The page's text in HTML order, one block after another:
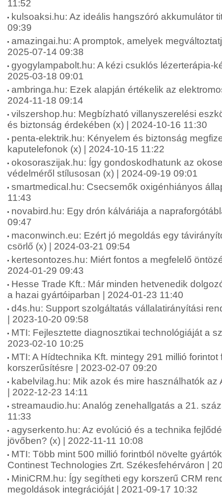
11:52
kulsoaksi.hu: Az ideális hangszóró akkumulátor
09:39
amazingai.hu: A promptok, amelyek
2025-07-14 09:38
gyogylampabolt.hu: A kézi csuklós lézerterápia-
2025-03-18 09:01
ambringa.hu: Ezek alapján értékelik az
2024-11-18 09:14
vilszershop.hu: Megbízható villanyszerelési
és biztonság érdekében (x) | 2024-10-16 11:30
penta-elektrik.hu: Kényelem és biztonság
kaputelefonok (x) | 2024-10-15 11:22
okosoraszijak.hu: Így gondoskodhatunk az
védelméről stílusosan (x) | 2024-09-19 09:01
smartmedical.hu: Csecsemők oxigénhiányos
11:43
novabird.hu: Egy drón kálváriája a
09:47
maconwinch.eu: Ezért jó megoldás egy
csörlő (x) | 2024-03-21 09:54
kertesontozes.hu: Miért fontos a megfelelő
2024-01-29 09:43
Hesse Trade Kft.: Már minden hetvenedik
a hazai gyártóiparban | 2024-01-23 11:40
d4s.hu: Support szolgáltatás vállalatirányítási
| 2023-10-20 09:58
MTI: Fejlesztette diagnosztikai technológiáját a
2023-02-10 10:25
MTI: A Hídtechnika Kft. mintegy 291 millió
korszerűsítésre | 2023-02-07 09:20
kabelvilag.hu: Mik azok és mire használhatók az
| 2022-12-23 14:11
streamaudio.hu: Analóg zenehallgatás a 21.
11:33
agyserkento.hu: Az evolúció és a technika
jövőben? (x) | 2022-11-11 10:08
MTI: Több mint 500 millió forintból növelte
Continest Technologies Zrt. Székesfehérváron |
MiniCRM.hu: Így segítheti egy korszerű CRM
megoldások integrációját | 2021-09-17 10:32